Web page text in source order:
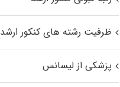
ظرفیت رشته های کنکور ارشد
پزشکی از لیسانس